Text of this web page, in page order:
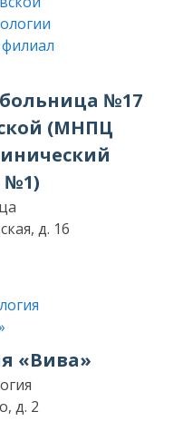
№17
(МНПЦ
№1)
д. 16
«Вива»
д. 2